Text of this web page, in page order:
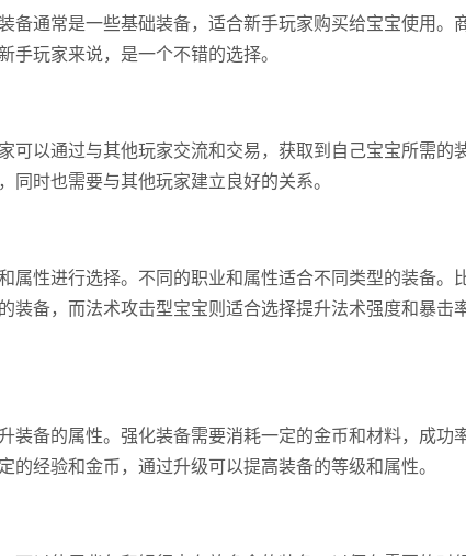
备通常是一些基础装备，适合新手玩家购买给宝宝使用。
玩家来说，是一个不错的选择。
可以通过与其他玩家交流和交易，获取到自己宝宝所需的
时也需要与其他玩家建立良好的关系。
属性进行选择。不同的职业和属性适合不同类型的装备。
装备，而法术攻击型宝宝则适合选择提升法术强度和暴击
装备的属性。强化装备需要消耗一定的金币和材料，成功
经验和金币，通过升级可以提高装备的等级和属性。